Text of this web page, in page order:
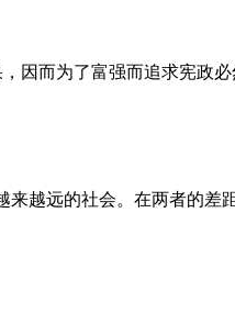
因而为了富强而追求宪政
越远的社会。在两者的